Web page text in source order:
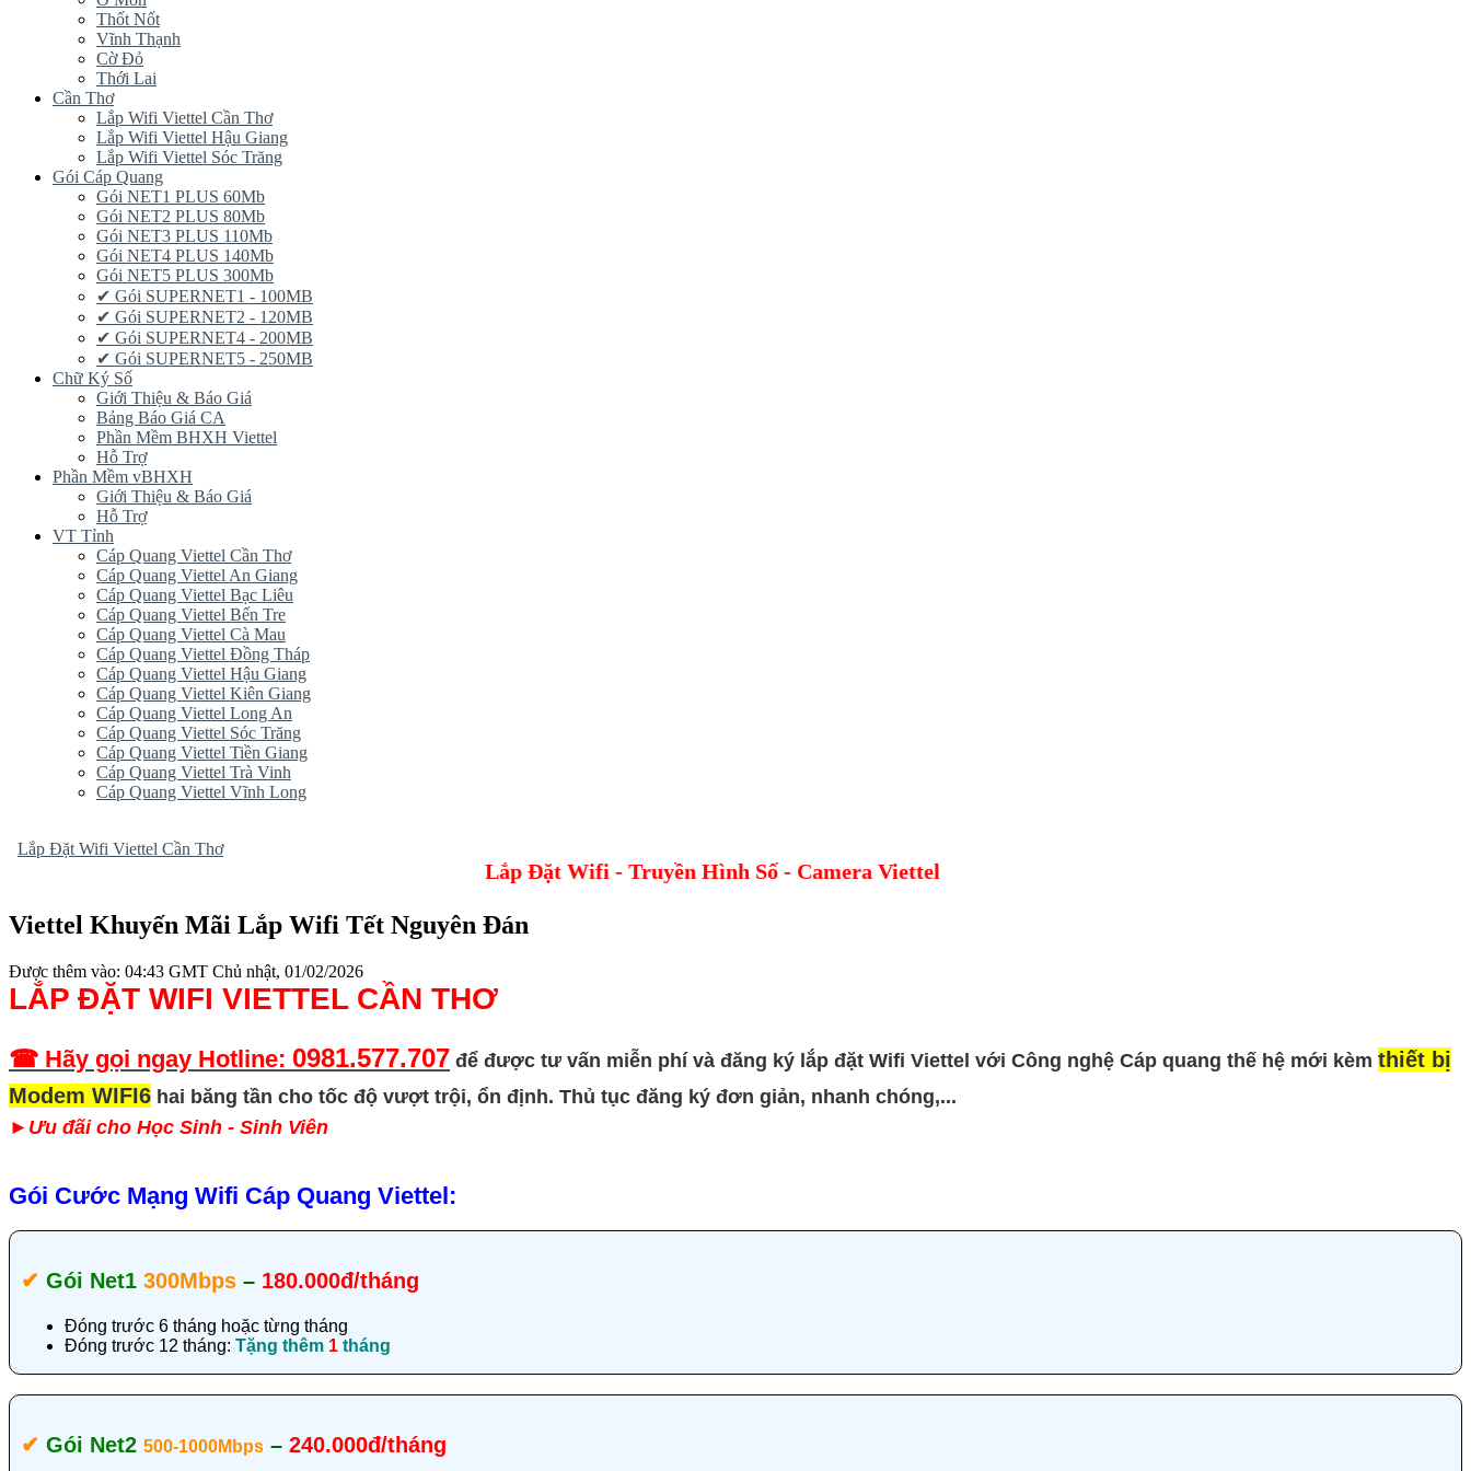
Thốt Nốt
Vĩnh Thạnh
Cờ Đỏ
Thới Lai
Cần Thơ
Lắp Wifi Viettel Cần Thơ
Lắp Wifi Viettel Hậu Giang
Lắp Wifi Viettel Sóc Trăng
Gói Cáp Quang
Gói NET1 PLUS 60Mb
Gói NET2 PLUS 80Mb
Gói NET3 PLUS 110Mb
Gói NET4 PLUS 140Mb
Gói NET5 PLUS 300Mb
✔ Gói SUPERNET1 - 100MB
✔ Gói SUPERNET2 - 120MB
✔ Gói SUPERNET4 - 200MB
✔ Gói SUPERNET5 - 250MB
Chữ Ký Số
Giới Thiệu & Báo Giá
Bảng Báo Giá CA
Phần Mềm BHXH Viettel
Hỗ Trợ
Phần Mềm vBHXH
Giới Thiệu & Báo Giá
Hỗ Trợ
VT Tỉnh
Cáp Quang Viettel Cần Thơ
Cáp Quang Viettel An Giang
Cáp Quang Viettel Bạc Liêu
Cáp Quang Viettel Bến Tre
Cáp Quang Viettel Cà Mau
Cáp Quang Viettel Đồng Tháp
Cáp Quang Viettel Hậu Giang
Cáp Quang Viettel Kiên Giang
Cáp Quang Viettel Long An
Cáp Quang Viettel Sóc Trăng
Cáp Quang Viettel Tiền Giang
Cáp Quang Viettel Trà Vinh
Cáp Quang Viettel Vĩnh Long
Lắp Đặt Wifi Viettel Cần Thơ
Lắp Đặt Wifi - Truyền Hình Số - Camera Viettel
Viettel Khuyến Mãi Lắp Wifi Tết Nguyên Đán
Được thêm vào: 04:43 GMT Chủ nhật, 01/02/2026
LẮP ĐẶT WIFI VIETTEL CẦN THƠ
☎ Hãy gọi ngay Hotline: 0981.577.707 để được tư vấn miễn phí và đăng ký lắp đặt Wifi Viettel với Công nghệ Cáp quang thế hệ mới kèm thiết bị
Modem WIFI6 hai băng tần cho tốc độ vượt trội, ổn định. Thủ tục đăng ký đơn giản, nhanh chóng,...
► Ưu đãi cho Học Sinh - Sinh Viên
Gói Cước Mạng Wifi Cáp Quang Viettel:
✔‎ Gói Net1 300Mbps – 180.000đ/tháng
Đóng trước 6 tháng hoặc từng tháng
Đóng trước 12 tháng: Tặng thêm 1 tháng
✔‎ Gói Net2 500-1000Mbps – 240.000đ/tháng